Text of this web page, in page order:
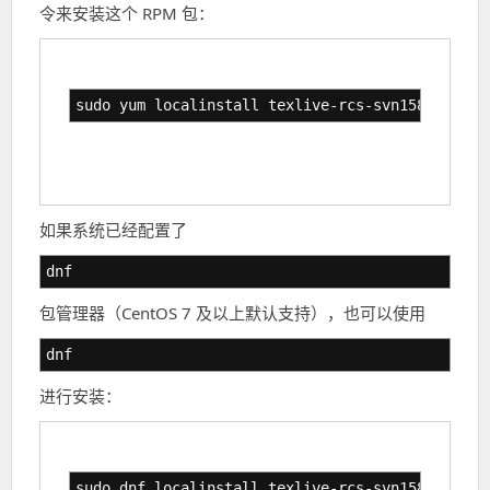
令来安装这个 RPM 包：
sudo yum localinstall texlive-rcs-svn15878.0-
如果系统已经配置了
dnf
包管理器（CentOS 7 及以上默认支持），也可以使用
dnf
进行安装：